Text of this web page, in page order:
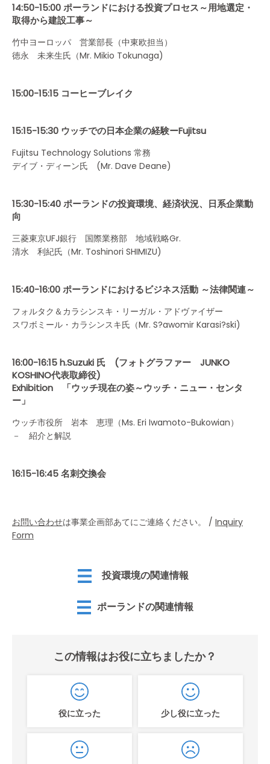
14:50-15:00 ポーランドにおける投資プロセス～用地選定・
取得から建設工事～
竹中ヨーロッパ 営業部長（中東欧担当）
徳永 未来生氏（Mr. Mikio Tokunaga)
15:00-15:15 コーヒーブレイク
15:15-15:30 ウッチでの日本企業の経験ーFujitsu
Fujitsu Technology Solutions 常務
デイブ・ディーン氏 (Mr. Dave Deane)
15:30-15:40 ポーランドの投資環境、経済状況、日系企業動
向
三菱東京UFJ銀行 国際業務部 地域戦略Gr.
清水 利紀氏（Mr. Toshinori SHIMIZU)
15:40-16:00 ポーランドにおけるビジネス活動 ～法律関連～
フォルタク＆カラシンスキ・リーガル・アドヴァイザー
スワボミール・カラシンスキ氏（Mr. S?awomir Karasi?ski)
16:00-16:15 h.Suzuki 氏 (フォトグラファー JUNKO
KOSHINO代表取締役)
Exhibition 「ウッチ現在の姿～ウッチ・ニュー・センタ
ー」
ウッチ市役所 岩本 恵理（Ms. Eri Iwamoto-Bukowian）
－ 紹介と解説
16:15-16:45 名刺交換会
お問い合わせは事業企画部あてにご連絡ください。 / Inquiry
Form
投資環境の関連情報
ポーランドの関連情報
この情報はお役に立ちましたか？
役に立った 少し役に立った